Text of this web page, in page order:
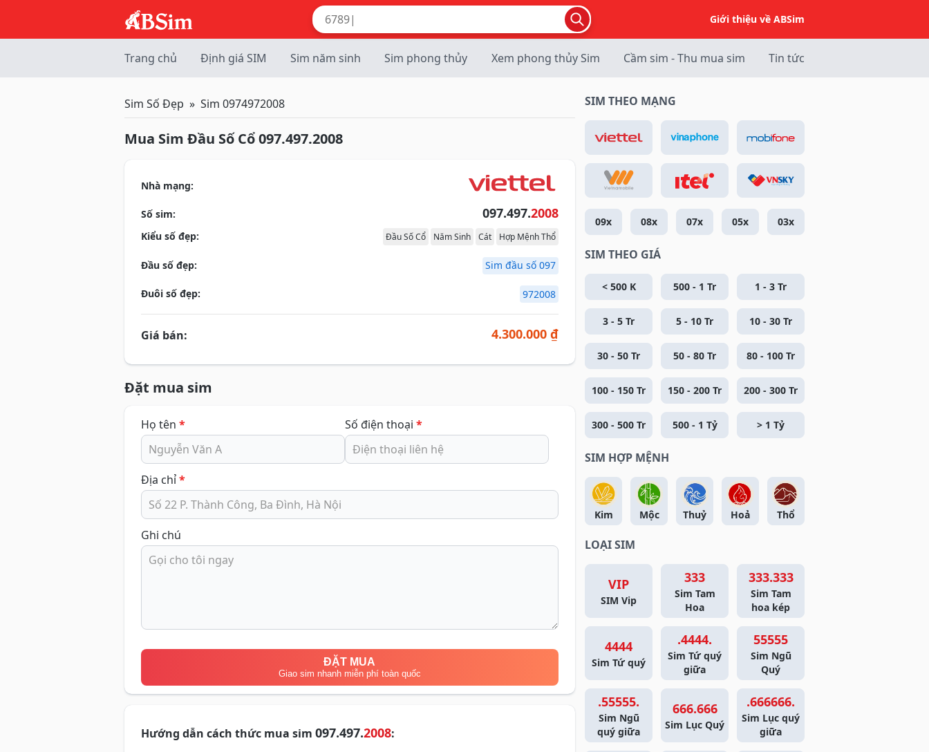
Giới thiệu về ABSim
Trang chủ Định giá SIM Sim năm sinh Sim phong thủy Xem phong thủy Sim Cầm sim - Thu mua sim Tin tức
Sim Số Đẹp Sim 0974972008
Mua Sim Đầu Số Cổ 097.497.2008
Nhà mạng:
Số sim: 097.497.2008
Kiểu số đẹp: Đầu Số Cổ Năm Sinh Cát Hợp Mệnh Thổ
Đầu số đẹp: Sim đầu số 097
Đuôi số đẹp: 972008
Giá bán: 4.300.000 ₫
Đặt mua sim
Họ tên * Số điện thoại *
Địa chỉ*
Ghi chú
ĐẶT MUA
Giao sim nhanh miễn phí toàn quốc
Hướng dẫn cách thức mua sim 097.497.2008:
SIM THEO MẠNG
09x 08x 07x 05x 03x
SIM THEO GIÁ
< 500 K 500 - 1 Tr 1 - 3 Tr
3 - 5 Tr 5 - 10 Tr 10 - 30 Tr
30 - 50 Tr 50 - 80 Tr 80 - 100 Tr
100 - 150 Tr 150 - 200 Tr 200 - 300 Tr
300 - 500 Tr 500 - 1 Tỷ > 1 Tỷ
SIM HỢP MỆNH
Kim Mộc Thuỷ Hoả Thổ
LOẠI SIM
VIP
SIM Vip
333
Sim Tam
Hoa
333.333
Sim Tam
hoa kép
4444
Sim Tứ quý
.4444.
Sim Tứ quý
giữa
55555
Sim Ngũ
Quý
.55555.
Sim Ngũ
quý giữa
666.666
Sim Lục Quý
.666666.
Sim Lục quý
giữa